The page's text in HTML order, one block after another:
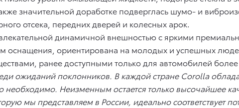
значительной доработке подверглась шумо- и
отсека, передних дверей и колесных арок.
динамичной внешностью с яркими
оснащения, ориентирована на молодых и успешных
ранее доступными только для автомобилей более
ожиданий поклонников. В каждой стране Corolla
необходимо. Неизменным остается только высочайшее
мы представляем в России, идеально соответствует